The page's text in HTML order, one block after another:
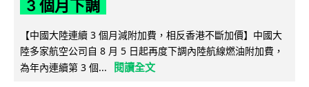
3 個月下調
【中國大陸連續 3 個月減附加費，相反香港不斷加價】中國大
陸多家航空公司自 8 月 5 日起再度下調內陸航線燃油附加費，
為年內連續第 3 個...
閱讀全文